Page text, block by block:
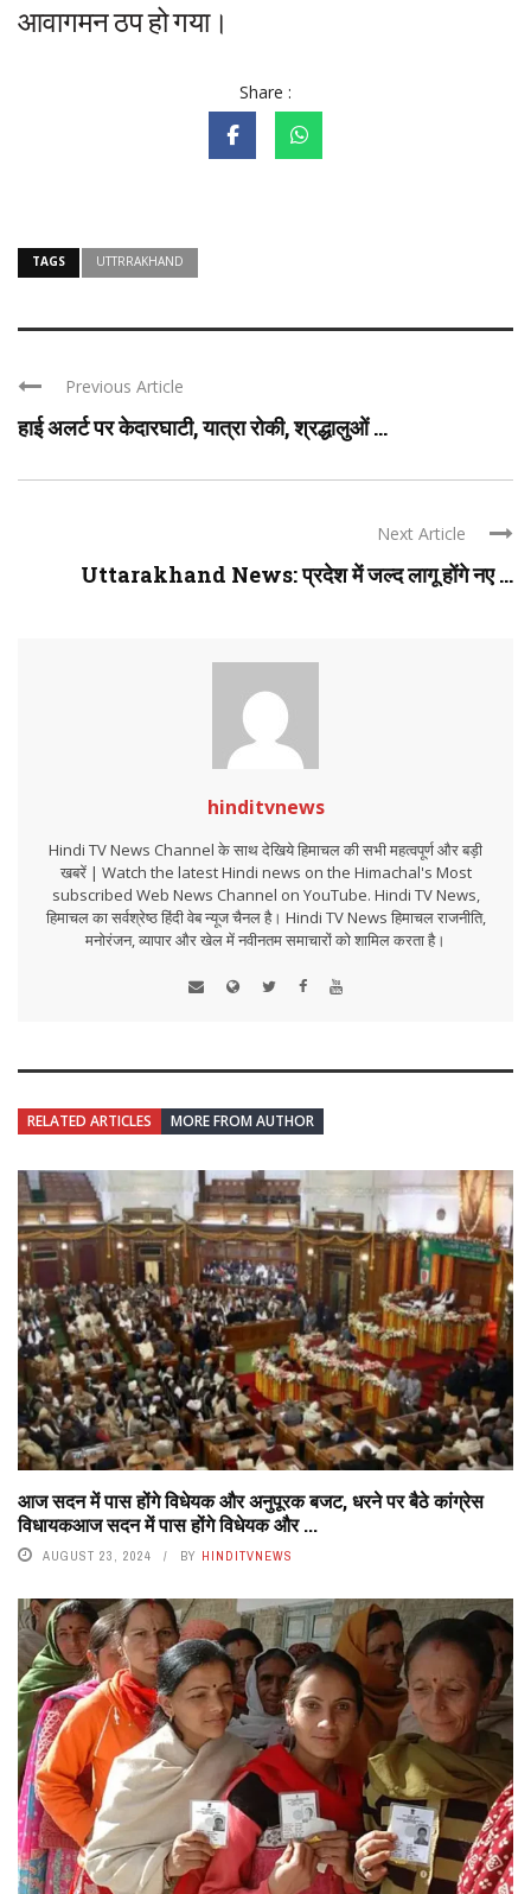
आवागमनठपहोगया।
Share :
TAGS UTTRRAKHAND
Previous Article
हाई अलर्ट पर केदारघाटी, यात्रा रोकी, श्रद्धालुओं ...
Next Article
Uttarakhand News: प्रदेश में जल्द लागू होंगे नए ...
hinditvnews
Hindi TV News Channel के साथ देखिये हिमाचल की सभी महत्वपूर्ण और बड़ी
खबरें | Watch the latest Hindi news on the Himachal's Most
subscribed Web News Channel on YouTube. Hindi TV News,
हिमाचल का सर्वश्रेष्ठ हिंदी वेब न्यूज चैनल है। Hindi TV News हिमाचल राजनीति,
मनोरंजन, व्यापार और खेल में नवीनतम समाचारों को शामिल करता है।
RELATED ARTICLES MORE FROM AUTHOR
आज सदन में पास होंगे विधेयक और अनुपूरक बजट, धरने पर बैठे कांग्रेस
विधायकआज सदन में पास होंगे विधेयक और ...
AUGUST 23, 2024 BY HINDITVNEWS